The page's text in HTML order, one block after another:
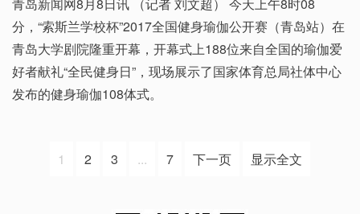
青岛新闻网8月8日讯 （记者 刘文超） 今天上午8时08
分，“索斯兰学校杯”2017全国健身瑜伽公开赛（青岛站）在
青岛大学剧院隆重开幕，开幕式上188位来自全国的瑜伽爱
好者献礼“全民健身日”，现场展示了国家体育总局社体中心
发布的健身瑜伽108体式。
1 2 3 ... 7 下一页 显示全文